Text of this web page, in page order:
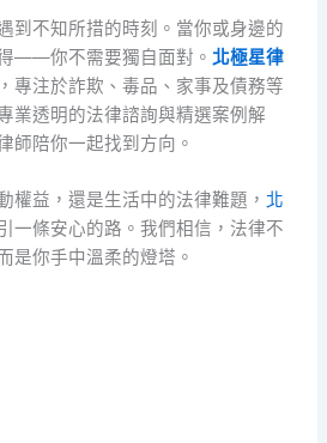
到不知所措的時刻。當你或身邊的
——你不需要獨自面對。 北極星律
專注於詐欺、毒品、家事及債務等
業透明的法律諮詢與精選案例解
師陪你一起找到方向。
權益，還是生活中的法律難題， 北
一條安心的路。我們相信，法律不
是你手中溫柔的燈塔。